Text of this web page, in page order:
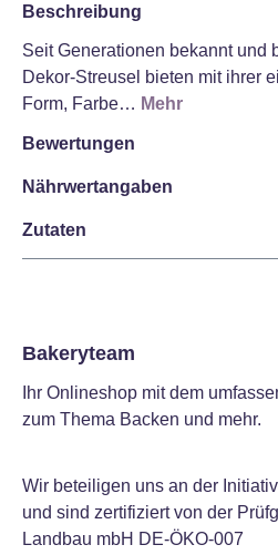
Beschreibung
Seit Generationen bekannt und
Dekor-Streusel bieten mit ihrer
Form, Farbe… Mehr
Bewertungen
Nährwertangaben
Zutaten
Bakeryteam
Ihr Onlineshop mit dem
zum Thema Backen und mehr.
Wir beteiligen uns an der
und sind zertifiziert von der
Landbau mbH DE-ÖKO-007